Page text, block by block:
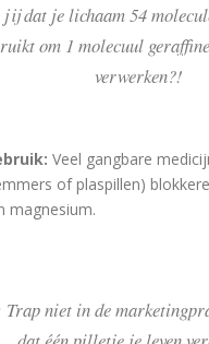
dat je lichaam 54
om 1 molecuul
verwerken?!
Veel gangbare
of plaspillen)
magnesium.
niet in de